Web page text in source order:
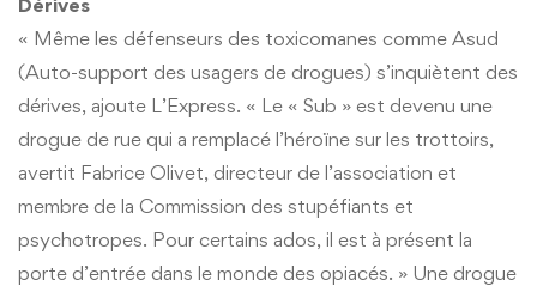
« Même les défenseurs des toxicomanes comme Asud
(Auto-support des usagers de drogues) s’inquiètent des
dérives, ajoute L’Express. « Le « Sub » est devenu une
drogue de rue qui a remplacé l’héroïne sur les trottoirs,
avertit Fabrice Olivet, directeur de l’association et
membre de la Commission des stupéfiants et
psychotropes. Pour certains ados, il est à présent la
porte d’entrée dans le monde des opiacés. » Une drogue